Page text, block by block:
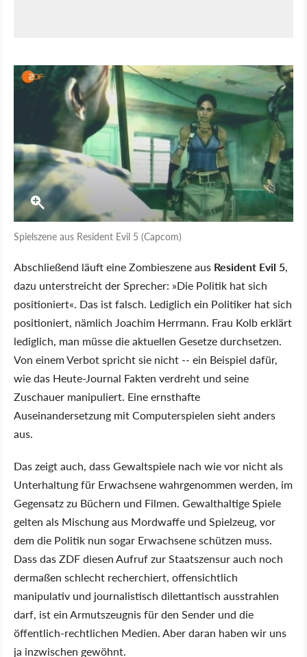
Spielszene aus Resident Evil 5 (Capcom)
Abschließend läuft eine Zombieszene aus Resident Evil 5,
dazu unterstreicht der Sprecher: »Die Politik hat sich
positioniert«. Das ist falsch. Lediglich ein Politiker hat sich
positioniert, nämlich Joachim Herrmann. Frau Kolb erklärt
lediglich, man müsse die aktuellen Gesetze durchsetzen.
Von einem Verbot spricht sie nicht -- ein Beispiel dafür,
wie das Heute-Journal Fakten verdreht und seine
Zuschauer manipuliert. Eine ernsthafte
Auseinandersetzung mit Computerspielen sieht anders
aus.
Das zeigt auch, dass Gewaltspiele nach wie vor nicht als
Unterhaltung für Erwachsene wahrgenommen werden, im
Gegensatz zu Büchern und Filmen. Gewalthaltige Spiele
gelten als Mischung aus Mordwaffe und Spielzeug, vor
dem die Politik nun sogar Erwachsene schützen muss.
Dass das ZDF diesen Aufruf zur Staatszensur auch noch
dermaßen schlecht recherchiert, offensichtlich
manipulativ und journalistisch dilettantisch ausstrahlen
darf, ist ein Armutszeugnis für den Sender und die
öffentlich-rechtlichen Medien. Aber daran haben wir uns
ja inzwischen gewöhnt.